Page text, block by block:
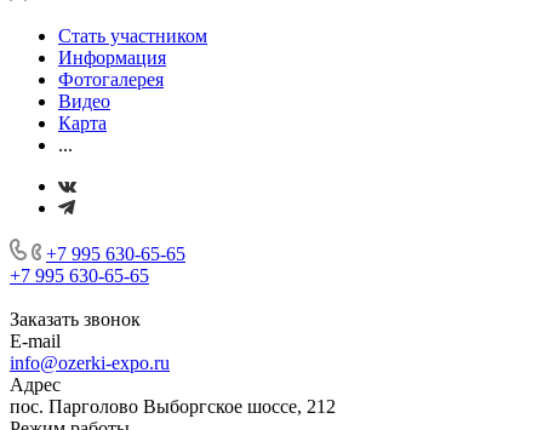
Стать участником
Информация
Фотогалерея
Видео
Карта
...
+7 995 630-65-65
+7 995 630-65-65
Заказать звонок
E-mail
info@ozerki-expo.ru
Адрес
пос. Парголово Выборгское шоссе, 212